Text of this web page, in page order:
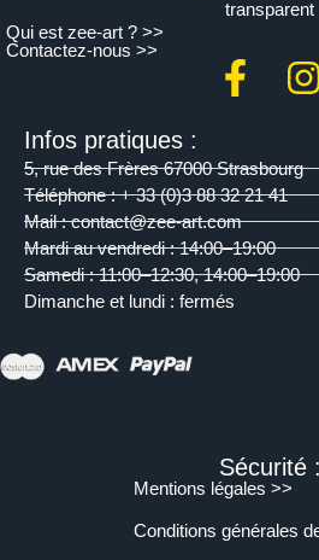
Qui est zee-art ? >>
Contactez-nous >>
Infos pratiques :
5, rue des Frères 67000 Strasbourg
Téléphone : + 33 (0)3 88 32 21 41
Mail : contact@zee-art.com
Mardi au vendredi : 14:00–19:00
Samedi : 11:00–12:30, 14:00–19:00
Dimanche et lundi : fermés
Sécurité :
Mentions légales >>
Conditions générales